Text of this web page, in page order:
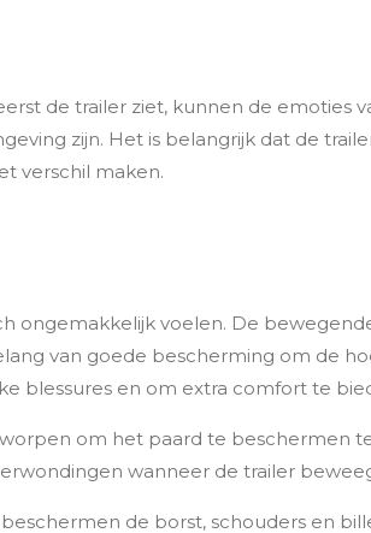
de trailer ziet, kunnen de emoties
zijn. Het is belangrijk dat de
verschil maken.
ongemakkelijk voelen. De
van goede bescherming om de
blessures en om extra comfort te
om het paard te beschermen
wanneer de trailer
de borst, schouders en